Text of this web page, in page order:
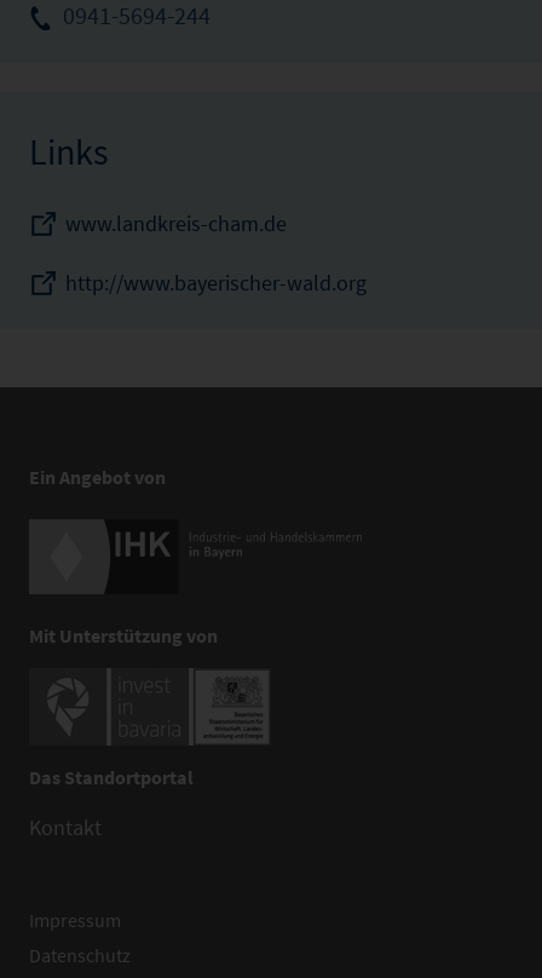
0941-5694-244
Links
www.landkreis-cham.de
http://www.bayerischer-wald.org
Ein Angebot von
Mit Unterstützung von
Das Standortportal
Kontakt
Impressum
Datenschutz